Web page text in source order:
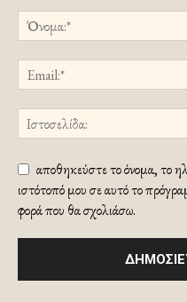
αποθηκεύστε το όνομα, το
ιστότοπό μου σε αυτό το
φορά που θα σχολιάσω.